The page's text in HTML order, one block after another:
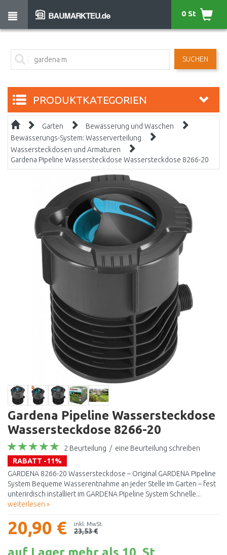
SUCHEN
0 St
PRODUKTKATEGORIEN
Garten
Bewässerung und Waschen
Bewässerungs-System: Wasserverteilung
Wassersteckdosen und Armaturen
Gardena Pipeline Wassersteckdose Wassersteckdose 8266-20
Gardena Pipeline Wassersteckdose
Wassersteckdose 8266-20
2 Beurteilung / eine Beurteilung schreiben
RABATT -11%
GARDENA 8266-20 Wassersteckdose – Original GARDENA Pipeline
System Bequeme Wasserentnahme an jeder Stelle im Garten – fest
unterirdisch installiert im GARDENA Pipeline System Schnelle...
weiterlesen »
20,90 € inkl. MwSt.
23,53 €
auf Lager mehr als 10 St